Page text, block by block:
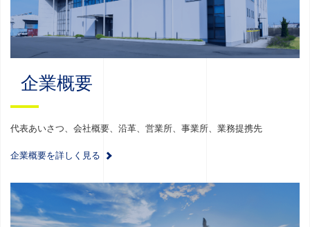
企業概要
代表あいさつ、会社概要、沿革、営業所、事業所、業務提携先
企業概要を詳しく見る